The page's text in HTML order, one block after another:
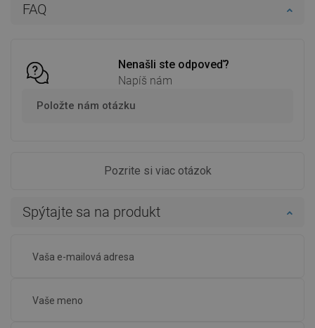
FAQ
Nenašli ste odpoveď?
Napíš nám
Položte nám otázku
Pozrite si viac otázok
Spýtajte sa na produkt